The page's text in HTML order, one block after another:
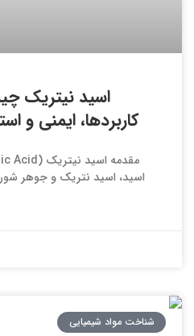
اسید نیتریک
کاربردها، ایمنی و
اسید، اسید نتریک و جوهر
شناخت مواد شیمیایی